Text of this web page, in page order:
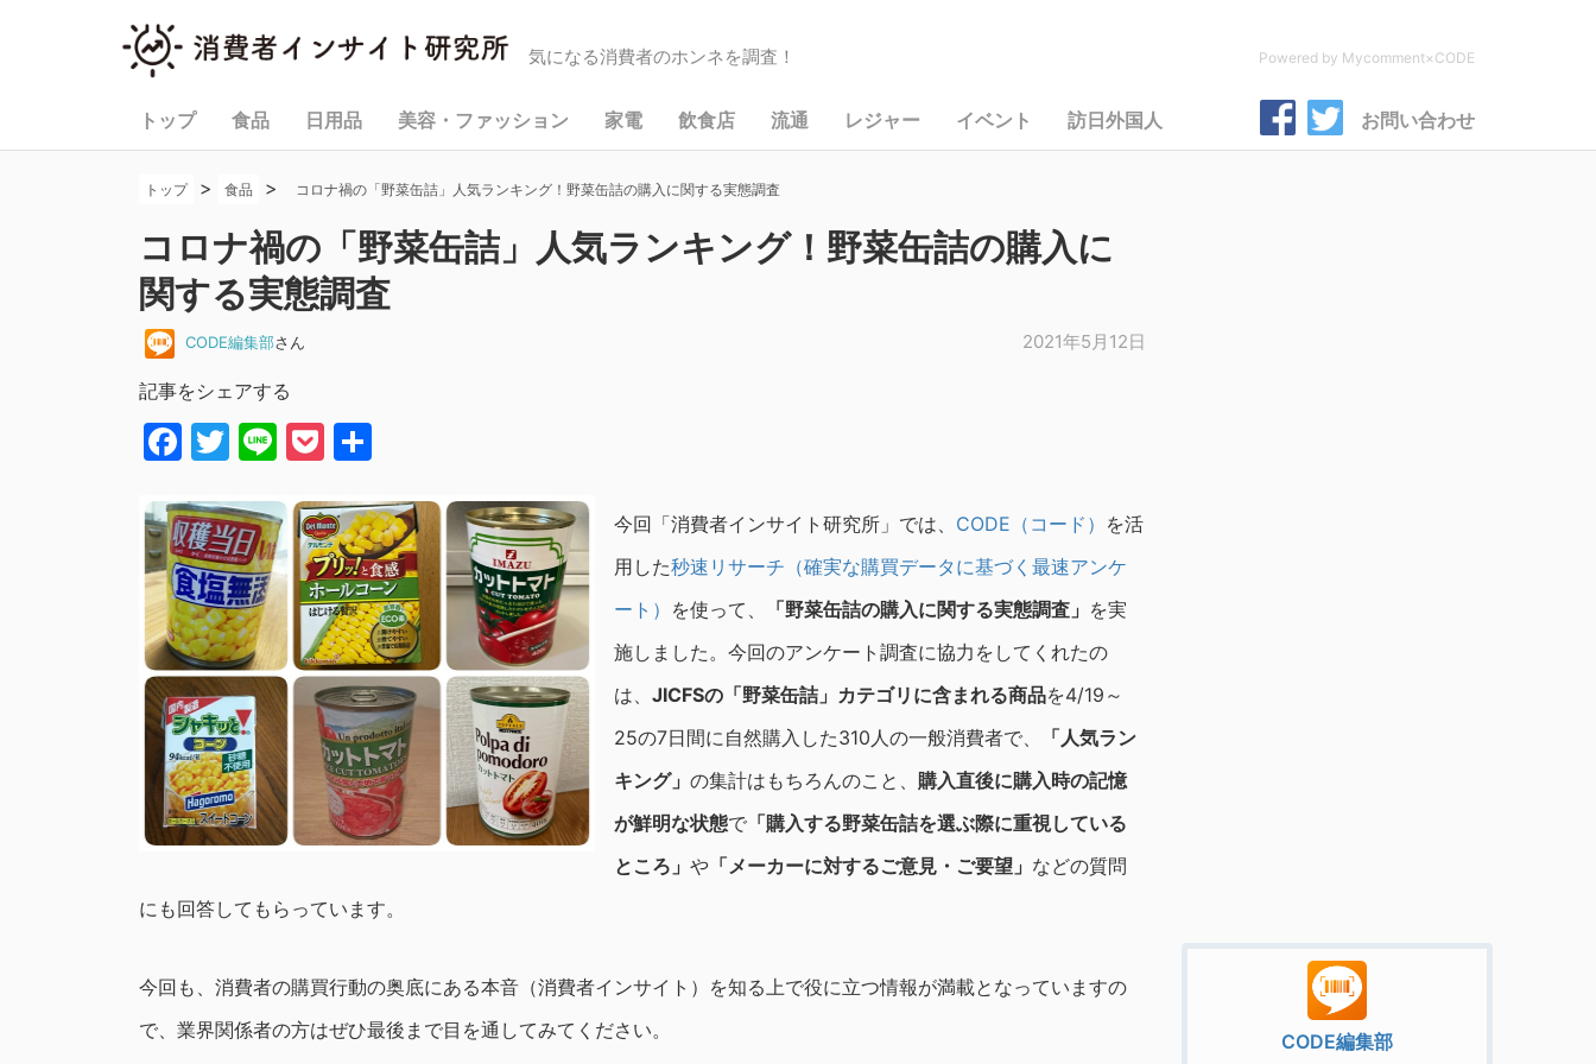
気になる消費者のホンネを調査！ Powered by Mycomment×CODE
トップ 食品 日用品 美容・ファッション 家電 飲食店 流通 レジャー イベント 訪日外国人 お問い合わせ
トップ > 食品 > コロナ禍の「野菜缶詰」人気ランキング！野菜缶詰の購入に関する実態調査
コロナ禍の「野菜缶詰」人気ランキング！野菜缶詰の購入に
関する実態調査
CODE編集部さん 2021年5月12日
記事をシェアする
Facebook
Twitter
LinePocket
今回「消費者インサイト研究所」では、 CODE（コード） を活
用した秒速リサーチ（確実な購買データに基づく最速アンケ
ート） を使って、 「野菜缶詰の購入に関する実態調査」 を実
施しました。今回のアンケート調査に協力をしてくれたの
は、 JICFSの「野菜缶詰」カテゴリに含まれる商品を4/19～
25の7日間に自然購入した310人の一般消費者で、
「人気ラン
キング」 の集計はもちろんのこと、 購入直後に購入時の記憶
が鮮明な状態で 「購入する野菜缶詰を選ぶ際に重視している
ところ」 や 「メーカーに対するご意見・ご要望」 などの質問
にも回答してもらっています。
今回も、消費者の購買行動の奥底にある本音（消費者インサイト）を知る上で役に立つ情報が満載となっていますの
で、業界関係者の方はぜひ最後まで目を通してみてください。
CODE編集部